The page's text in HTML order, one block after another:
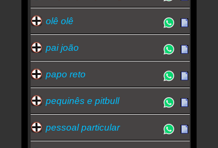
olê olê
pai joão
papo reto
pequinês e pitbull
pessoal particular